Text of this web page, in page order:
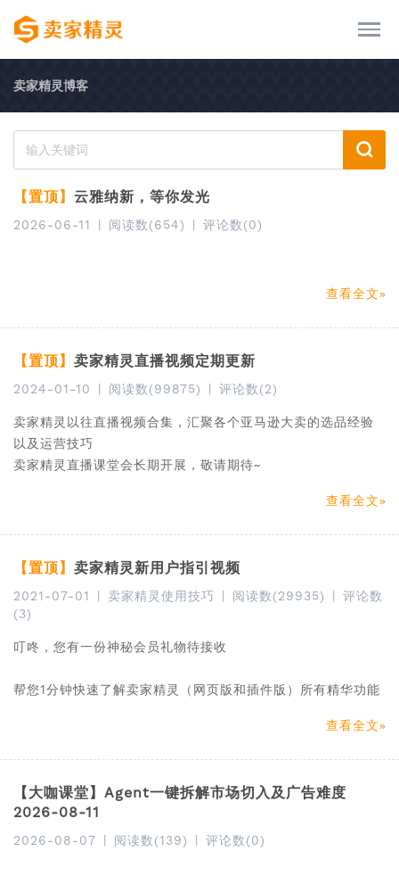
卖家精灵博客
【置顶】 云雅纳新，等你发光
2026-06-11 阅读数(654) 评论数(0)
查看全文
【置顶】 卖家精灵直播视频定期更新
2024-01-10 阅读数(99875) 评论数(2)
卖家精灵以往直播视频合集，汇聚各个亚马逊大卖的选品经验
以及运营技巧
卖家精灵直播课堂会长期开展，敬请期待~
查看全文
【置顶】 卖家精灵新用户指引视频
2021-07-01 卖家精灵使用技巧 阅读数(29935)
评论数
(3)
叮咚，您有一份神秘会员礼物待接收
帮您1分钟快速了解卖家精灵（网页版和插件版）所有精华功能
查看全文
【大咖课堂】Agent一键拆解市场切入及广告难度
2026-08-11
2026-08-07 阅读数(139) 评论数(0)